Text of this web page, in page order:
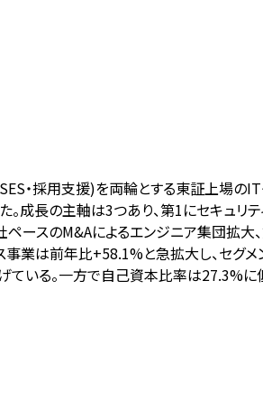
・採用支援)を両輪とする東証上場
長の主軸は3つあり、第1にセキュリ
ースのM&Aによるエンジニア集団拡大
業は前年比+58.1%と急拡大し、セグ
る。一方で自己資本比率は27.3%に